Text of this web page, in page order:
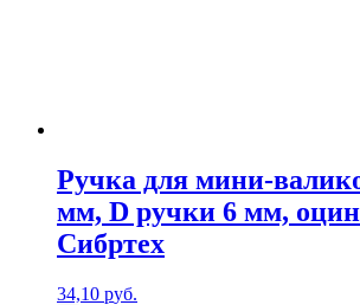
Ручка для мини-
мм, D ручки 6 мм,
Сибртех
34,10 руб.